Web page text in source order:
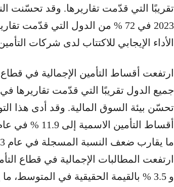
2023 في 72 % من الدول التي
الأداء الإيجابي للاكتتاب لدى شركات
ارتفعت أقساط التأمين الإجمالية في قطاع
تحسّن بيئة السوق المالية. وقد أدى هذا
و 3.5 % بالقيمة الحقيقية في